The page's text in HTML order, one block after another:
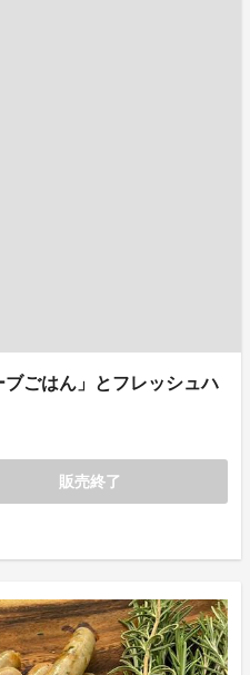
ごはん」とフレッシュハ
販売終了